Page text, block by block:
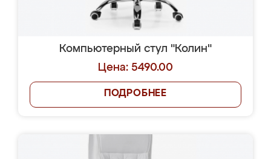
Компьютерный стул "Колин"
Цена: 5490.00
ПОДРОБНЕЕ